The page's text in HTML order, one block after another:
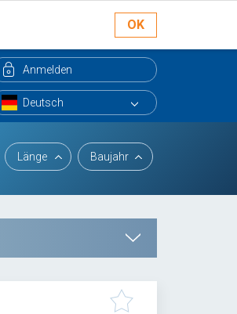
OK
Anmelden
Länge Baujahr